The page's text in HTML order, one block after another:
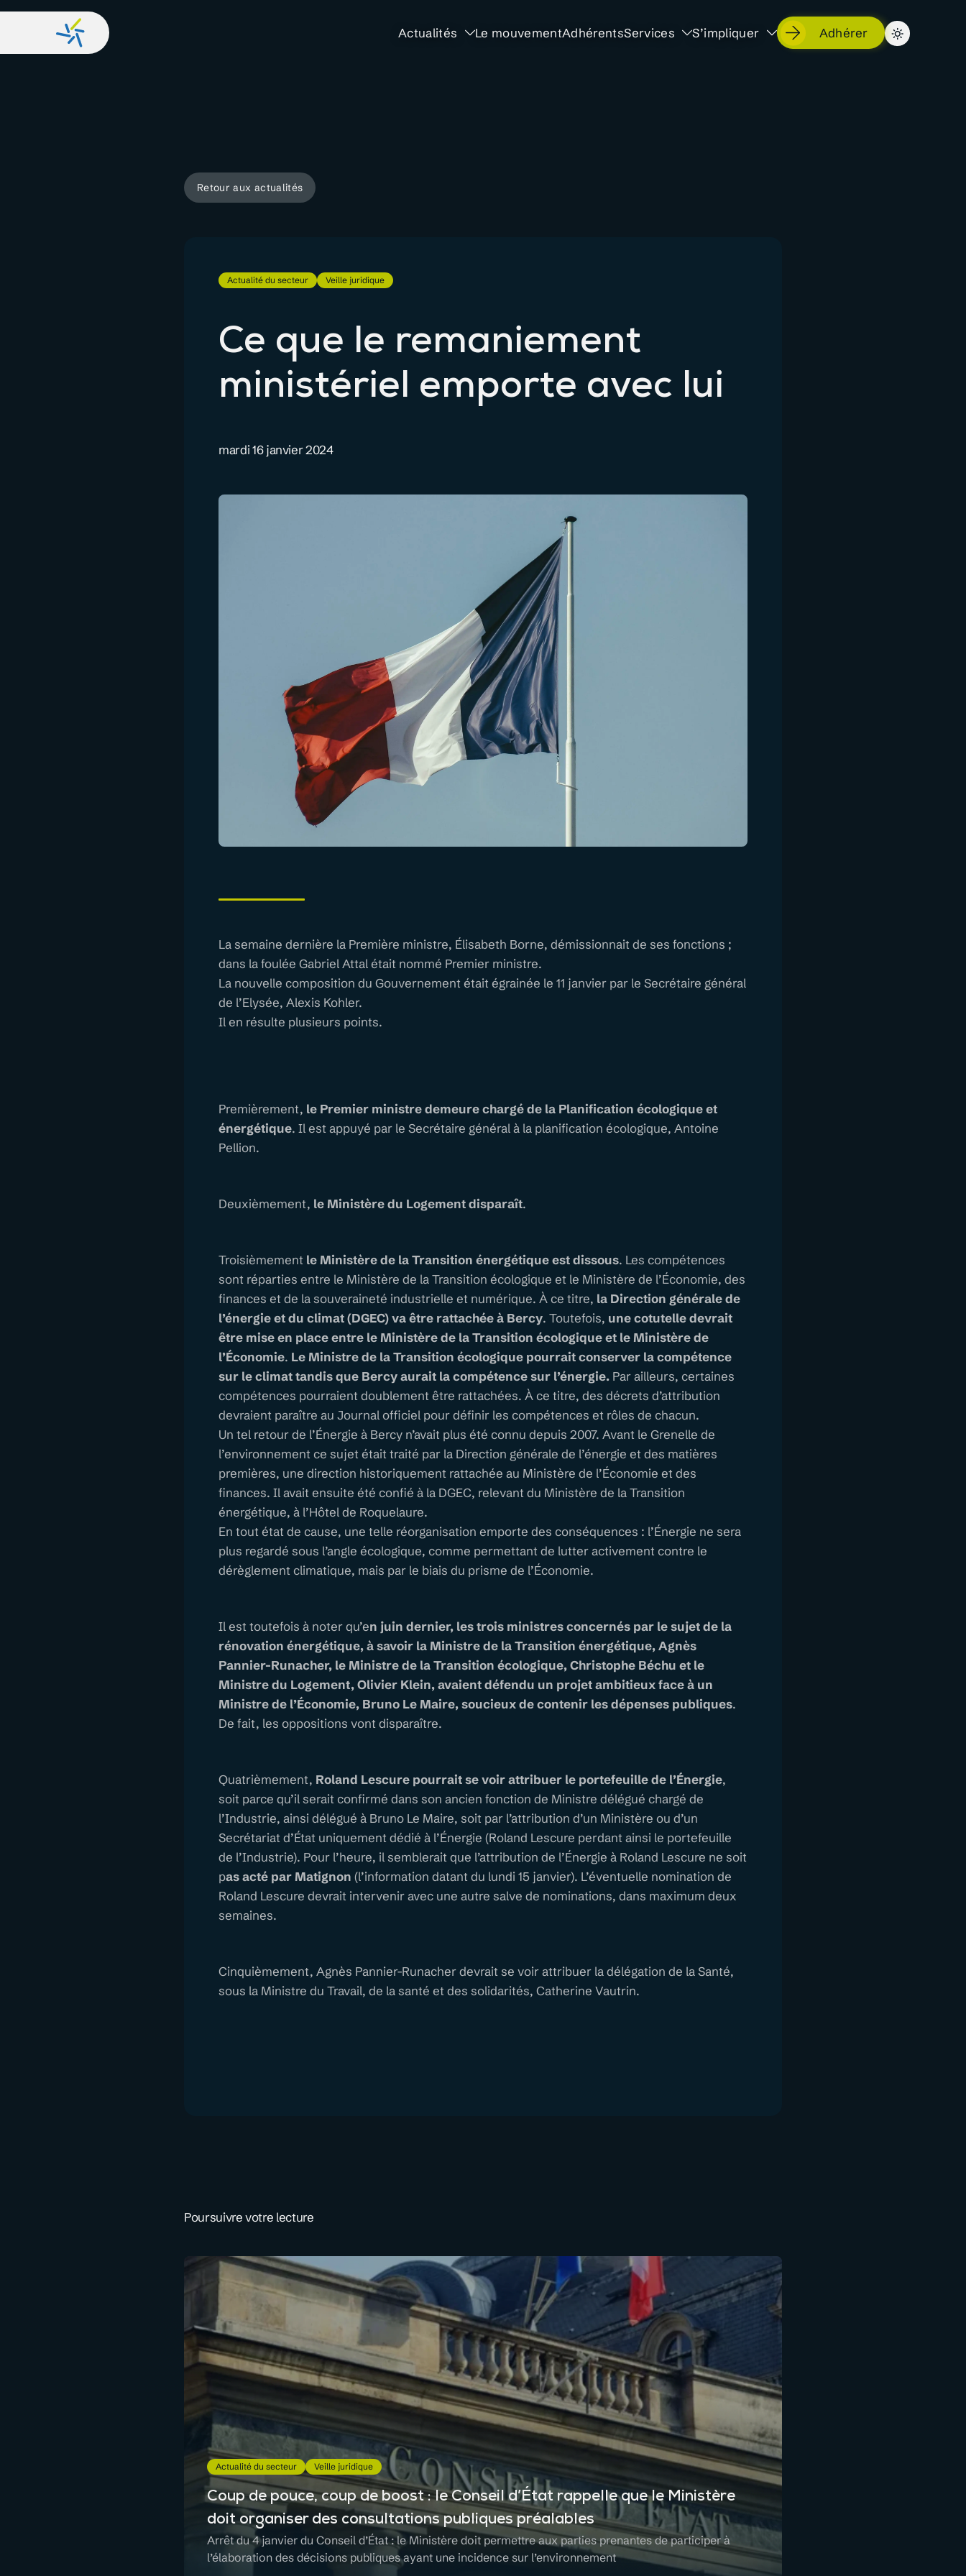
Actualités Le mouvementAdhérentsServices S’impliquer Adhérer
Retour aux actualités
Actualité du secteur Veille juridique
Ce que le remaniement
ministériel emporte avec lui
mardi 16 janvier 2024
La semaine dernière la Première ministre, Élisabeth Borne, démissionnait de ses fonctions ;
dans la foulée Gabriel Attal était nommé Premier ministre.
La nouvelle composition du Gouvernement était égrainée le 11 janvier par le Secrétaire général
de l’Elysée, Alexis Kohler.
Il en résulte plusieurs points.
Premièrement, le Premier ministre demeure chargé de la Planification écologique et
énergétique. Il est appuyé par le Secrétaire général à la planification écologique, Antoine
Pellion.
Deuxièmement, le Ministère du Logement disparaît.
Troisièmement le Ministère de la Transition énergétique est dissous. Les compétences
sont réparties entre le Ministère de la Transition écologique et le Ministère de l’Économie, des
finances et de la souveraineté industrielle et numérique. À ce titre, la Direction générale de
l’énergie et du climat (DGEC) va être rattachée à Bercy. Toutefois, une cotutelle devrait
être mise en place entre le Ministère de la Transition écologique et le Ministère de
l’Économie. Le Ministre de la Transition écologique pourrait conserver la compétence
sur le climat tandis que Bercy aurait la compétence sur l’énergie. Par ailleurs, certaines
compétences pourraient doublement être rattachées. À ce titre, des décrets d’attribution
devraient paraître au Journal officiel pour définir les compétences et rôles de chacun.
Un tel retour de l’Énergie à Bercy n’avait plus été connu depuis 2007. Avant le Grenelle de
l’environnement ce sujet était traité par la Direction générale de l’énergie et des matières
premières, une direction historiquement rattachée au Ministère de l’Économie et des
finances. Il avait ensuite été confié à la DGEC, relevant du Ministère de la Transition
énergétique, à l’Hôtel de Roquelaure.
En tout état de cause, une telle réorganisation emporte des conséquences : l’Énergie ne sera
plus regardé sous l’angle écologique, comme permettant de lutter activement contre le
dérèglement climatique, mais par le biais du prisme de l’Économie.
Il est toutefois à noter qu’en juin dernier, les trois ministres concernés par le sujet de la
rénovation énergétique, à savoir la Ministre de la Transition énergétique, Agnès
Pannier-Runacher, le Ministre de la Transition écologique, Christophe Béchu et le
Ministre du Logement, Olivier Klein, avaient défendu un projet ambitieux face à un
Ministre de l’Économie, Bruno Le Maire, soucieux de contenir les dépenses publiques.
De fait, les oppositions vont disparaître.
Quatrièmement, Roland Lescure pourrait se voir attribuer le portefeuille de l’Énergie,
soit parce qu’il serait confirmé dans son ancien fonction de Ministre délégué chargé de
l’Industrie, ainsi délégué à Bruno Le Maire, soit par l’attribution d’un Ministère ou d’un
Secrétariat d’État uniquement dédié à l’Énergie (Roland Lescure perdant ainsi le portefeuille
de l’Industrie). Pour l’heure, il semblerait que l’attribution de l’Énergie à Roland Lescure ne soit
pas acté par Matignon (l’information datant du lundi 15 janvier). L’éventuelle nomination de
Roland Lescure devrait intervenir avec une autre salve de nominations, dans maximum deux
semaines.
Cinquièmement, Agnès Pannier-Runacher devrait se voir attribuer la délégation de la Santé,
sous la Ministre du Travail, de la santé et des solidarités, Catherine Vautrin.
Poursuivre votre lecture
Actualité du secteur Veille juridique
Coup de pouce, coup de boost : le Conseil d’État rappelle que le Ministère
doit organiser des consultations publiques préalables
Arrêt du 4 janvier du Conseil d’État : le Ministère doit permettre aux parties prenantes de participer à
l’élaboration des décisions publiques ayant une incidence sur l’environnement